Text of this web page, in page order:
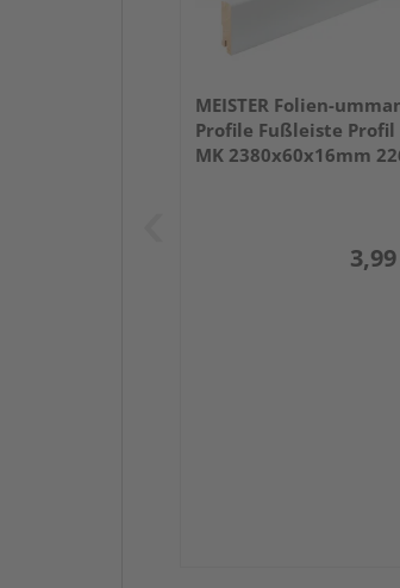
MEISTER Folien-
Profile Fußleiste Profil
MK 2380x60x16mm